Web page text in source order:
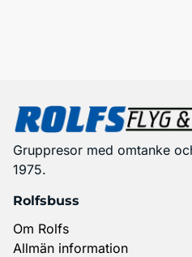
Gruppresor med omtanke
1975.
Rolfsbuss
Om Rolfs
Allmän information